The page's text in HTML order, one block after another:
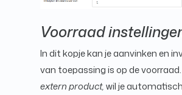
Voorraad
In dit kopje kan je aanvinken en
van toepassing is op de
extern product,wil je